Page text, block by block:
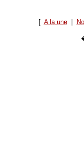
[ A la une|